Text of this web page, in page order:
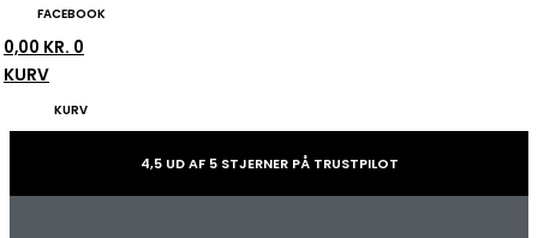
FACEBOOK
0,00 KR. 0
KURV
KURV
4,5 UD AF 5 STJERNER PÅ TRUSTPILOT